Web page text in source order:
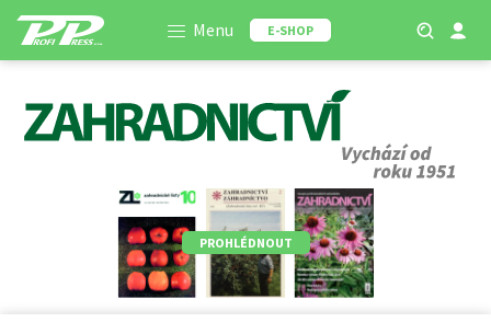
Menu E-SHOP
PROHLÉDNOUT